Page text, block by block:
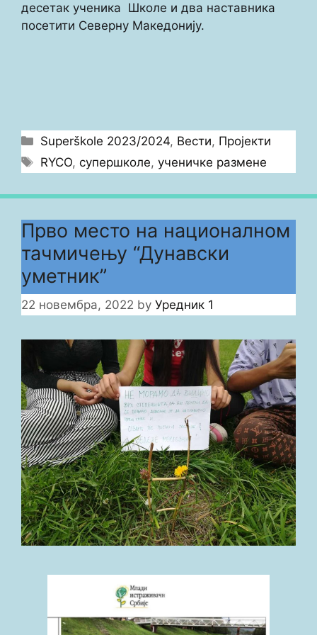
десетак ученика Школе и два наставника
посетити Северну Македонију.
Categories
Superškole 2023/2024, Вести, Пројекти
Tags
RYCO,супершколе,ученичке размене
Прво место на националном
тачмичењу “Дунавски
уметник”
22 новембра, 2022 by Уредник 1